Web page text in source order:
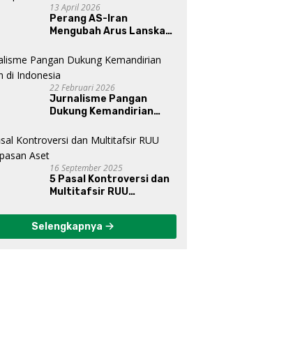
13 April 2026
Perang AS-Iran
Mengubah Arus Lanskap
Bawah Kepemimpinan
Prabowo-Gibran?
22 Februari 2026
Jurnalisme Pangan
Dukung Kemandirian
16 September 2025
5 Pasal Kontroversi dan
Multitafsir RUU
Selengkapnya